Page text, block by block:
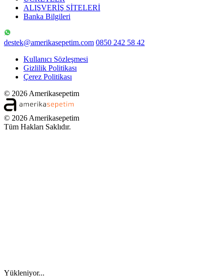
ALIŞVERİŞ SİTELERİ
Banka Bilgileri
destek@amerikasepetim.com 0850 242 58 42
Kullanıcı Sözleşmesi
Gizlilik Politikası
Çerez Politikası
© 2026 Amerikasepetim
© 2026 Amerikasepetim
Tüm Hakları Saklıdır.
Yükleniyor...